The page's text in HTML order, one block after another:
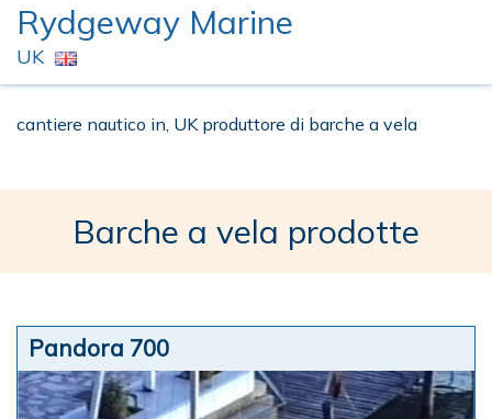
Rydgeway Marine
UK
cantiere nautico in, UK produttore di barche a vela
Barche a vela prodotte
Pandora 700